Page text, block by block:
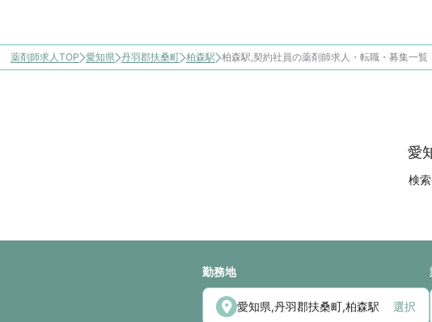
薬剤師求人TOP 愛知県 丹羽郡扶桑町 柏森駅 柏森駅,契約社員の薬剤師求人・転職・募集一覧
愛
検
勤務地
選択